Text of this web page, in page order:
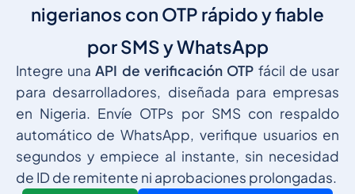
nigerianos con OTP rápido y fiable
por SMS y WhatsApp
Integre unaAPI de verificación OTP fácil de usar
para desarrolladores, diseñada para empresas
en Nigeria. Envíe OTPs por SMS con respaldo
automático de WhatsApp, verifique usuarios en
segundos y empiece al instante, sin necesidad
de ID de remitente ni aprobaciones prolongadas.